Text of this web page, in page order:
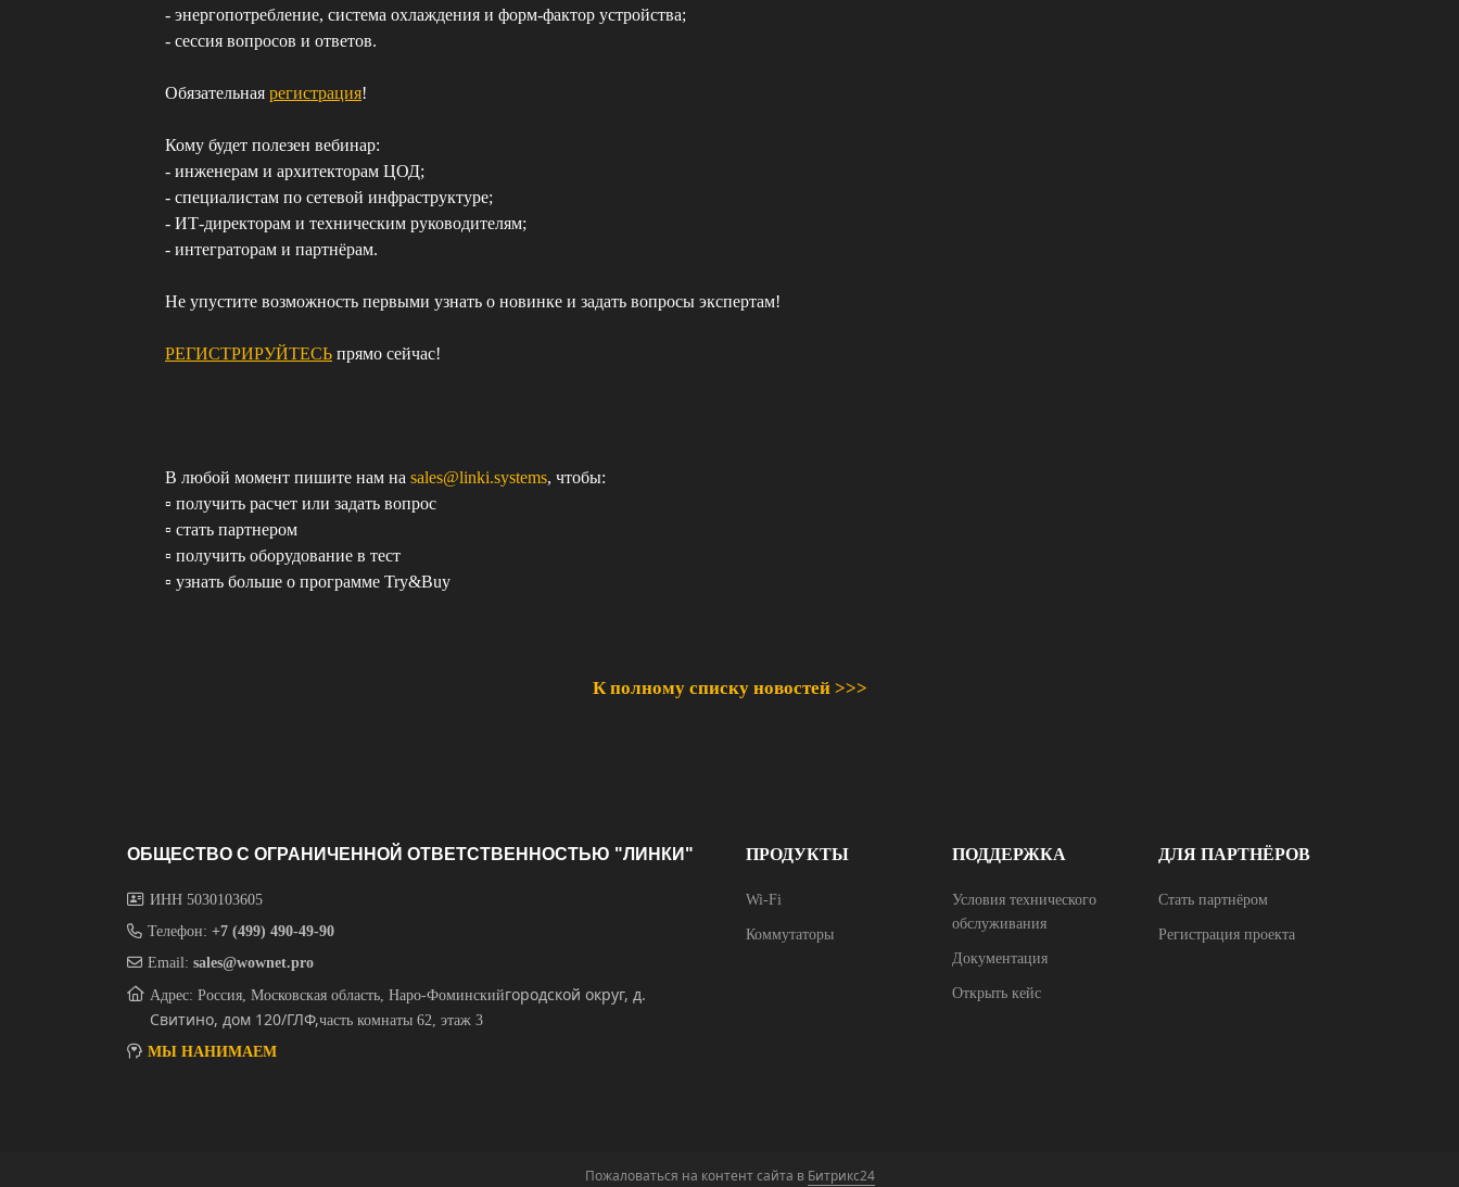
- энергопотребление, система охлаждения и форм‑фактор устройства;
- сессия вопросов и ответов.
Обязательная регистрация!
Кому будет полезен вебинар:
- инженерам и архитекторам ЦОД;
- специалистам по сетевой инфраструктуре;
- ИТ‑директорам и техническим руководителям;
- интеграторам и партнёрам.
Не упустите возможность первыми узнать о новинке и задать вопросы экспертам!
РЕГИСТРИРУЙТЕСЬ прямо сейчас!
В любой момент пишите нам на sales@linki.systems, чтобы:
▫️ получить расчет или задать вопрос
▫️ стать партнером
▫️ получить оборудование в тест
▫️ узнать больше о программе Try&Buy
К полному списку новостей >>>
ОБЩЕСТВО С ОГРАНИЧЕННОЙ ОТВЕТСТВЕННОСТЬЮ "ЛИНКИ"
ИНН 5030103605
Телефон: +7 (499) 490-49-90
Email: sales@wownet.pro
Адрес: Россия, Московская область, Наро-Фоминскийгородской округ, д.
Свитино, дом 120/ГЛФ,часть комнаты 62, этаж 3
МЫ НАНИМАЕМ
ПРОДУКТЫ
Wi-Fi
Коммутаторы
ПОДДЕРЖКА
Условия технического
обслуживания
Документация
Открыть кейс
ДЛЯ ПАРТНЁРОВ
Стать партнёром
Регистрация проекта
Пожаловаться на контент cайта в Битрикс24